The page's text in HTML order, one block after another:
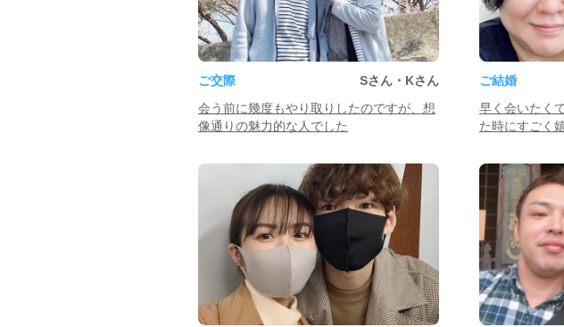
ご交際
Sさん・Kさん
会う前に幾度もやり取りしたのですが、想
像通りの魅力的な人でした
ご結婚
早く会いたく
た時にすごく